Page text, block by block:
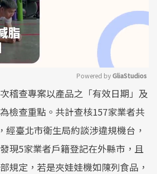
Mute
Powered by GliaStudios
稽查專案以產品之「有效日期」及
為檢查重點。共計查核157家業者共
經臺北市衛生局約談涉違規機台，
現5家業者戶籍登記在外縣市，且
規定，若是夾娃娃機如陳列食品，